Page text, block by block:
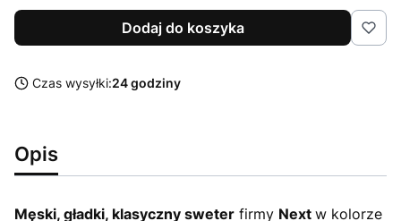
Dodaj do koszyka
Czas wysyłki:24 godziny
Opis
Męski, gładki, klasyczny sweter firmy Next w kolorze